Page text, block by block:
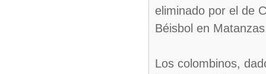
eliminado por el de
Béisbol en
Los colombinos,